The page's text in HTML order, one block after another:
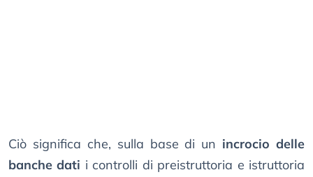
Ciò significa che, sulla base di un incrocio delle
banche dati i controlli di preistruttoria e istruttoria